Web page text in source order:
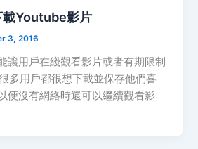
載Youtube影片
3, 2016
讓用戶在綫觀看影片或者有期限制
多用戶都很想下載並保存他們喜
便沒有網絡時還可以繼續觀看影